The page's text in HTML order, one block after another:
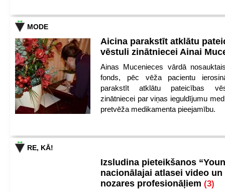
MODE
Aicina parakstīt atklātu
vēstuli zinātniecei Ainai
Ainas Mucenieces vārdā
fonds, pēc vēža pacientu
parakstīt atklātu pateicības
zinātniecei par viņas ieguldījumu
pretvēža medikamenta pieejamību.
RE, KĀ!
Izsludina pieteikšanos
nacionālajai atlasei video
nozares profesionāļiem (3)